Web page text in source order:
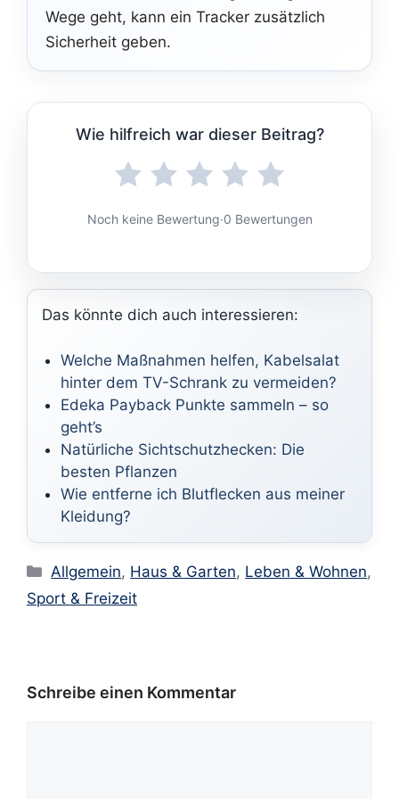
Wege geht, kann ein Tracker zusätzlich
Sicherheit geben.
Wie hilfreich war dieser Beitrag?
Noch keine Bewertung·0 Bewertungen
Das könnte dich auch interessieren:
Welche Maßnahmen helfen, Kabelsalat
hinter dem TV-Schrank zu vermeiden?
Edeka Payback Punkte sammeln – so
geht’s
Natürliche Sichtschutzhecken: Die
besten Pflanzen
Wie entferne ich Blutflecken aus meiner
Kleidung?
Kategorien
Allgemein, Haus & Garten, Leben & Wohnen,
Sport & Freizeit
Schreibe einen Kommentar